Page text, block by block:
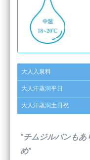
大人入泉料
大人汗蒸洞平日
大人汗蒸洞土日祝
”チムジルバンも
め”